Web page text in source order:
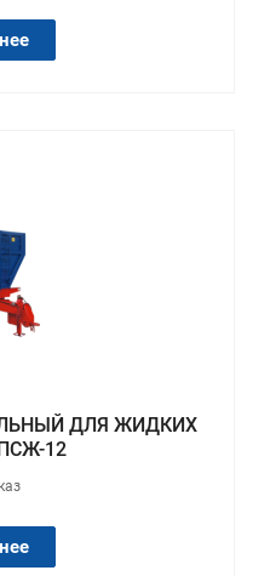
ДЛЯ ЖИДКИХ
12